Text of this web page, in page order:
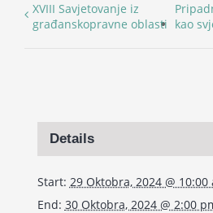
XVIII Savjetovanje iz
građanskopravne oblasti kao
Details
Start: 29 Oktobra, 2024 @ 10:00
End: 30 Oktobra, 2024 @ 2:00